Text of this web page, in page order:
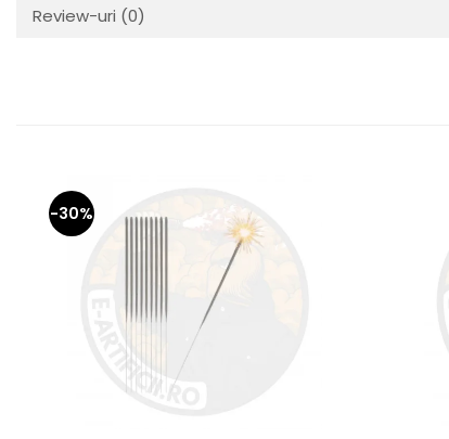
Review-uri (0)
-30%